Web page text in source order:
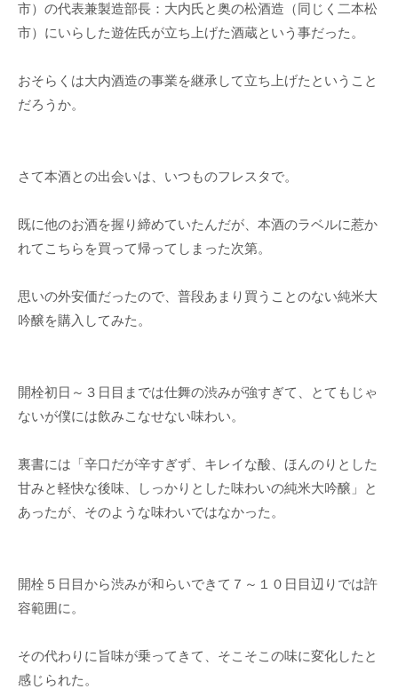
市）の代表兼製造部長：大内氏と奥の松酒造（同じく二本松
市）にいらした遊佐氏が立ち上げた酒蔵という事だった。
おそらくは大内酒造の事業を継承して立ち上げたということ
だろうか。
さて本酒との出会いは、いつものフレスタで。
既に他のお酒を握り締めていたんだが、本酒のラベルに惹か
れてこちらを買って帰ってしまった次第。
思いの外安価だったので、普段あまり買うことのない純米大
吟醸を購入してみた。
開栓初日～３日目までは仕舞の渋みが強すぎて、とてもじゃ
ないが僕には飲みこなせない味わい。
裏書には「辛口だが辛すぎず、キレイな酸、ほんのりとした
甘みと軽快な後味、しっかりとした味わいの純米大吟醸」と
あったが、そのような味わいではなかった。
開栓５日目から渋みが和らいできて７～１０日目辺りでは許
容範囲に。
その代わりに旨味が乗ってきて、そこそこの味に変化したと
感じられた。